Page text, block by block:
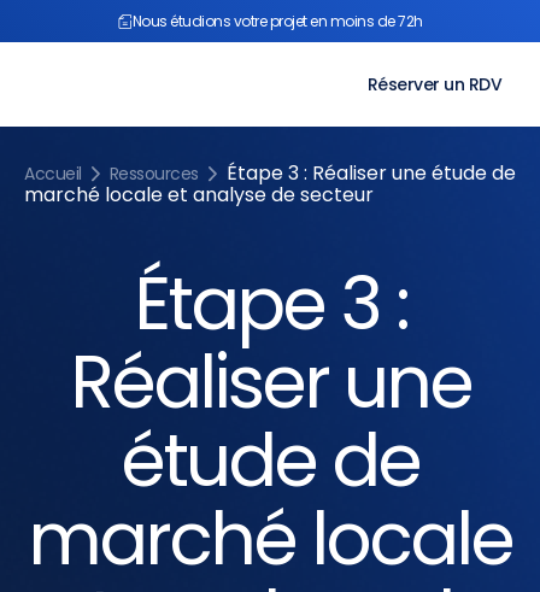
contenu
Nous étudions votre projet en moins de 72h
Réserver un RDV
Accueil Ressources Étape 3 : Réaliser une étude de
marché locale et analyse de secteur
Étape 3 :
Réaliser une
étude de
marché locale